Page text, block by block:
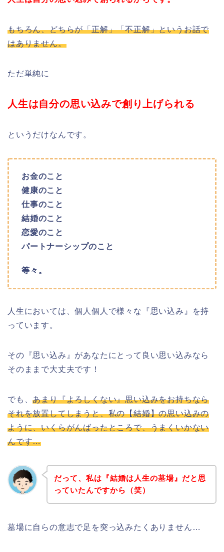
もちろん、どちらが「正解」「不正解」というお話で
はありません。
ただ単純に
人生は自分の思い込みで創り上げられる
というだけなんです。
お金のこと
健康のこと
仕事のこと
結婚のこと
恋愛のこと
パートナーシップのこと
等々。
人生においては、個人個人で様々な『思い込み』を持
っています。
その『思い込み』があなたにとって良い思い込みなら
そのままで大丈夫です！
でも、あまり『よろしくない』思い込みをお持ちなら
それを放置してしまうと、私の【結婚】の思い込みの
ように、いくらがんばったところで、うまくいかない
んです…
だって、私は『結婚は人生の墓場』だと思
っていたんですから（笑）
墓場に自らの意志で足を突っ込みたくありません…